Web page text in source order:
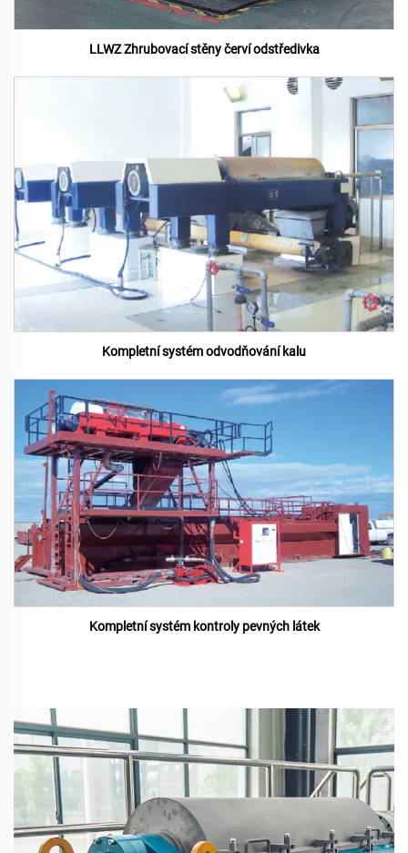
LLWZ Zhrubovací stěny červí odstředivka
Kompletní systém odvodňování kalu
Kompletní systém kontroly pevných látek